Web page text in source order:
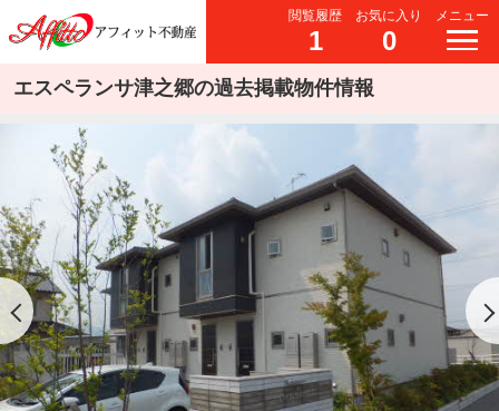
閲覧履歴
1
お気に入り
0
メニュー
エスペランサ津之郷の過去掲載物件情報